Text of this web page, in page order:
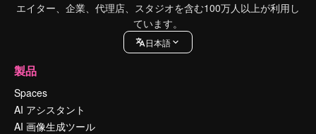
エイター、企業、代理店、スタジオを含む100万人以上が利用し
ています。
日本語
製品
Spaces
AI アシスタント
AI 画像生成ツール